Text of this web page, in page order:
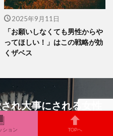
2025年9月11日
「お願いしなくても男性からや
ってほしい！」はこの戦略が効
くザベス
れ大事にされる女性
ション TOPへ